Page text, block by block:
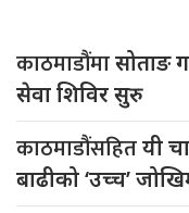
काठमाडौंमासोताङ
सेवा शिविर सुरु
काठमाडौंसहितयी
बाढीको ‘उच्च’